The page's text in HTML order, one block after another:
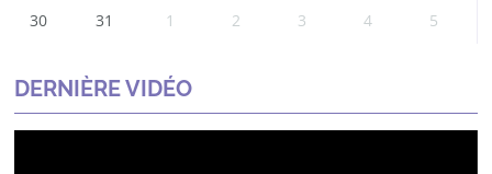
30 31 1 2 3 4 5
DERNIÈRE VIDÉO